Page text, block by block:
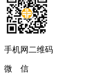
手机网二维码
微 信